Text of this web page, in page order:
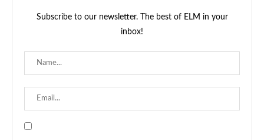
Subscribe to our newsletter. The best of ELM in your
inbox!